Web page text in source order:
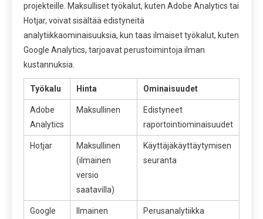
projekteille. Maksulliset työkalut, kuten Adobe Analytics tai
Hotjar, voivat sisältää edistyneitä
analytiikkaominaisuuksia, kun taas ilmaiset työkalut, kuten
Google Analytics, tarjoavat perustoimintoja ilman
kustannuksia.
Työkalu Hinta Ominaisuudet
Adobe
Analytics
Maksullinen
Edistyneet
raportointiominaisuudet
Hotjar
Maksullinen
(ilmainen
versio
saatavilla)
Käyttäjäkäyttäytymisen
seuranta
Google
Ilmainen Perusanalytiikka